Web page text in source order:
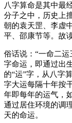
八字算命是其中最
分子之中，历史上
朝的袁天罡、李虚
平、邵康节等。故
俗话说：“一命二运
字命运，即通过出
的“运”字，从八字
字大运每隔十年按
年即每年的运气，
通过居住环境的调
天的命运。